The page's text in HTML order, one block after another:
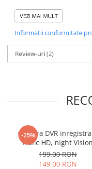
Android 14asigură
complet la mii de
inteligent.
Auto
. Poți accesa
text direct pe
de cabluri
VEZI MAI MULT
Informatii conformitate
Review-uri(2)
-25%
Camera DVR
trafic HD, night Vision
199,00 RON
149,00 RON